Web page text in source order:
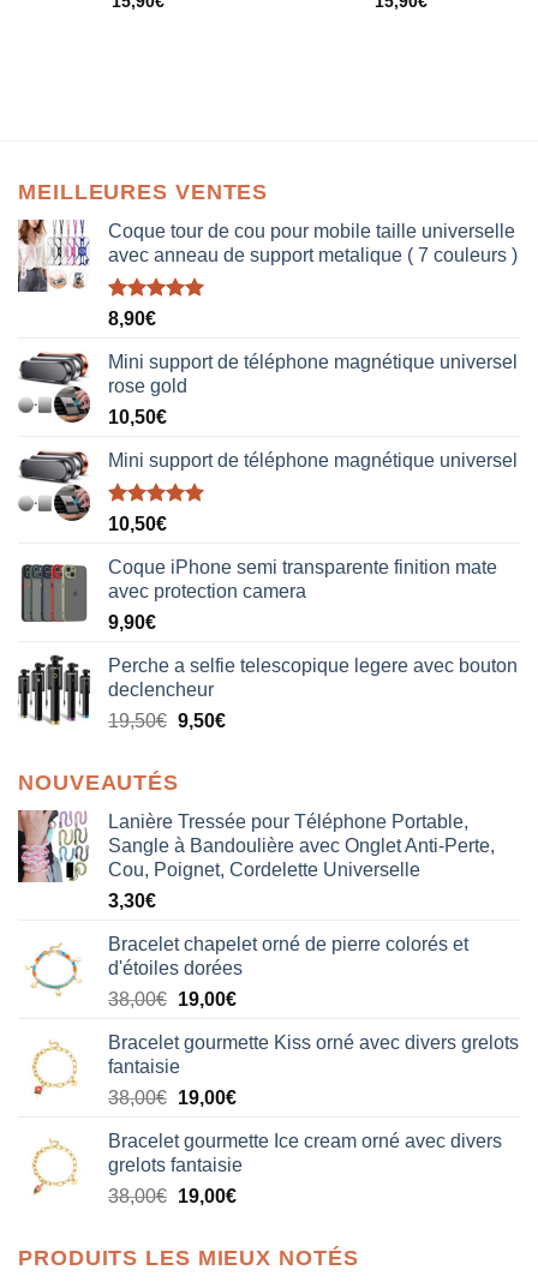
MEILLEURES VENTES
Coque tour de cou pour mobile taille universelle
avec anneau de support metalique ( 7 couleurs )
Note5.00
8,90€
Mini support de téléphone magnétique universel
rose gold
10,50€
Mini support de téléphone magnétique universel
Note5.00
10,50€
Coque iPhone semi transparente finition mate
avec protection camera
9,90€
Perche a selfie telescopique legere avec bouton
declencheur
19,50€ 9,50€
NOUVEAUTÉS
Lanière Tressée pour Téléphone Portable,
Sangle à Bandoulière avec Onglet Anti-Perte,
Cou, Poignet, Cordelette Universelle
3,30€
Bracelet chapelet orné de pierre colorés et
d'étoiles dorées
38,00€ Le
initial
était :
38,00€.
19,00€Le
actuel
19,00€.
Bracelet gourmette Kiss orné avec divers grelots
fantaisie
38,00€ Le
initial
était :
38,00€.
19,00€Le
actuel
est :
19,00€.
Bracelet gourmette Ice cream orné avec divers
grelots fantaisie
38,00€ Le
était :
19,00€Le
est :
PRODUITS LES MIEUX NOTÉS